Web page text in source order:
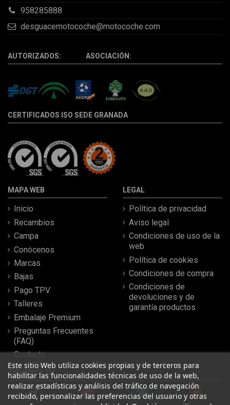
958285888
desguacemotocoche@motocoche.com
AUTORIZADOS: ASOCIACIÓN:
CERTIFICADOS ISO SEDE GRANADA
MAPA WEB
Inicio
Recambios
Campa
Conócenos
Marcas
Bajas
Pago TPV
Talleres
Embalaje Premium
Preguntas Frecuentes
(FAQ)
Contacto
LEGAL
Política de privacidad
Aviso legal
Condiciones de uso de la
web
Política de cookies
Condiciones de compra
Condiciones de
devoluciones y de
garantía productos
Este sitio Web utiliza cookies propias y de terceros para
habilitar las funcionalidades técnicas de uso de la web,
realizar estadísticas y análisis del tráfico de navegación
recibido, personalizar las preferencias del usuario y otras
SÍGUENOS EN